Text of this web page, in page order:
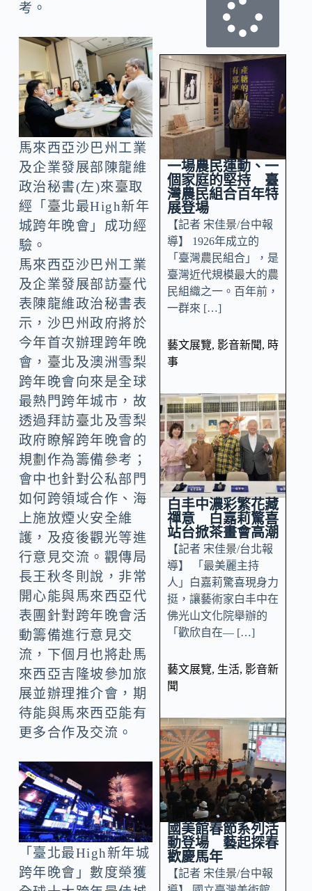
考。
馬來西亞沙巴州工業
及企業發展部陳龍維
政治秘書(左)來臺取
經「臺北最High新年
城跨年晚會」成功經
驗。
馬來西亞沙巴州工業
及企業發展部訪臺代
表陳龍維政治秘書表
示，沙巴州政府將於
今年首次辦理跨年晚
會，臺北及澳洲雪梨
跨年晚會向來是全球
最熱門跨年城市，故
透過拜訪臺北及雪梨
政府瞭解跨年晚會的
規劃作為籌備參考；
會中也針對公私部門
如何跨領域合作、海
上施放煙火安全維
護，及疫後觀光等進
行意見交流。觀傳局
長王秋冬則說，非常
開心能與馬來西亞代
表團針對跨年晚會活
動籌備進行意見交
流，下個月也將赴馬
來西亞吉隆坡參加旅
展並辦理推介會，期
待能與馬來西亞能有
更多合作及交流。
「臺北最High新年城
跨年晚會」數度榮獲
一場農民運動、一
個家庭的堅持 臺
灣農民組合百年特
展登場
【記者 宋佳景/台中報
導】 1926年成立的
「臺灣農民組合」，是
臺灣近代規模最大的農
民組織之一。百年前，
一群來 […]
藝文展覽, 影音新聞, 時
事
白丰中濃彩繁花藏
禪意 白嘉莉驚喜
站台掀茶畫會高潮
【記者 宋佳景/台北報
導】 「最美麗主持
人」白嘉莉驚喜現身力
挺，讓藝術家白丰中在
佛光山文化院舉辦的
「歡欣自在— […]
藝文展覽, 生活, 影音新
聞
國美館春節系列活
動登場 藝起探春
歡慶馬年
【記者 宋佳景/台中報